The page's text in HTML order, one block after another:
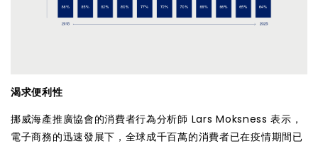
渴求便利性
挪威海產推廣協會的消費者行為分析師 Lars Moksness 表示，
電子商務的迅速發展下，全球成千百萬的消費者已在疫情期間已